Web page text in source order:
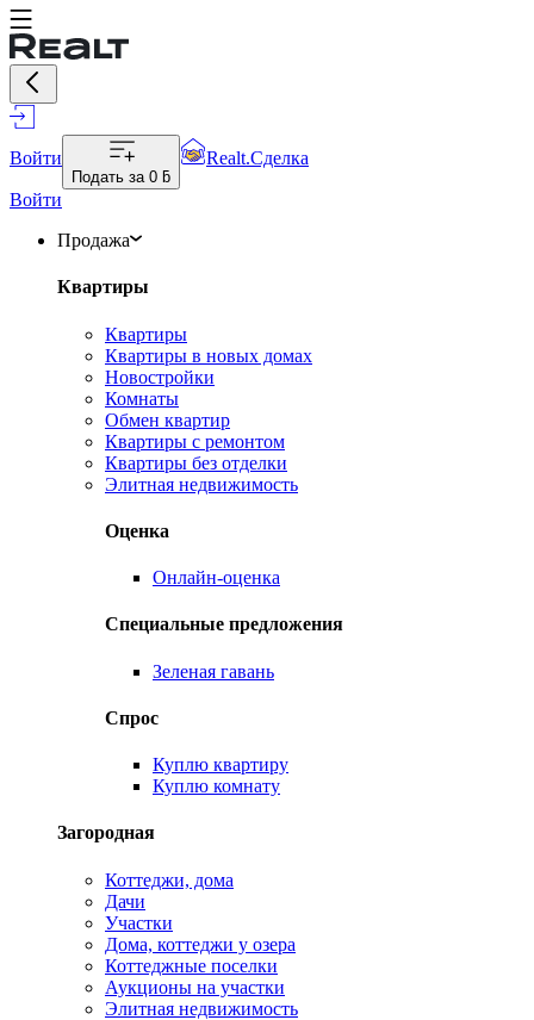
Войти
Подать за 0 ƃ
Realt.Сделка
Войти
Продажа
Квартиры
Квартиры
Квартиры в новых домах
Новостройки
Комнаты
Обмен квартир
Квартиры с ремонтом
Квартиры без отделки
Элитная недвижимость
Оценка
Онлайн-оценка
Специальные предложения
Зеленая гавань
Спрос
Куплю квартиру
Куплю комнату
Загородная
Коттеджи, дома
Дачи
Участки
Дома, коттеджи у озера
Коттеджные поселки
Аукционы на участки
Элитная недвижимость